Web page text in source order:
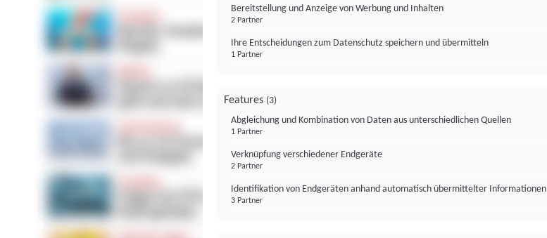
Bereitstellung und Anzeige von Werbung und Inhalten
2 Partner
Ihre Entscheidungen zum Datenschutz speichern und übermitteln
1 Partner
Features (3)
Abgleichung und Kombination von Daten aus unterschiedlichen Quellen
1 Partner
Verknüpfung verschiedener Endgeräte
2 Partner
Identifikation von Endgeräten anhand automatisch übermittelter Informationen
3 Partner